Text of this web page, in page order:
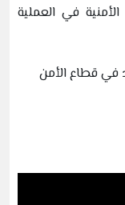
في العملية
في قطاع الأمن